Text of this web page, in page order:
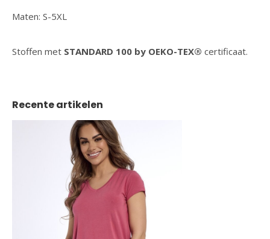
Maten: S-5XL
Stoffen met STANDARD 100 by OEKO-TEX® certificaat.
Recente artikelen